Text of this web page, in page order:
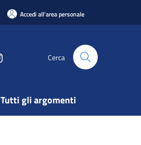
Accedi all'area personale
Cerca
Tutti gli argomenti